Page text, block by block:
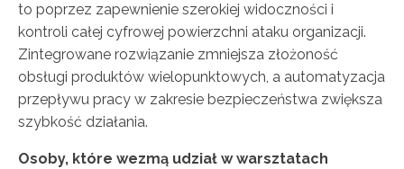
to poprzez zapewnienie szerokiej widoczności i
kontroli całej cyfrowej powierzchni ataku organizacji.
Zintegrowane rozwiązanie zmniejsza złożoność
obsługi produktów wielopunktowych, a automatyzacja
przepływu pracy w zakresie bezpieczeństwa zwiększa
szybkość działania.
Osoby, które wezmą udział w warsztatach